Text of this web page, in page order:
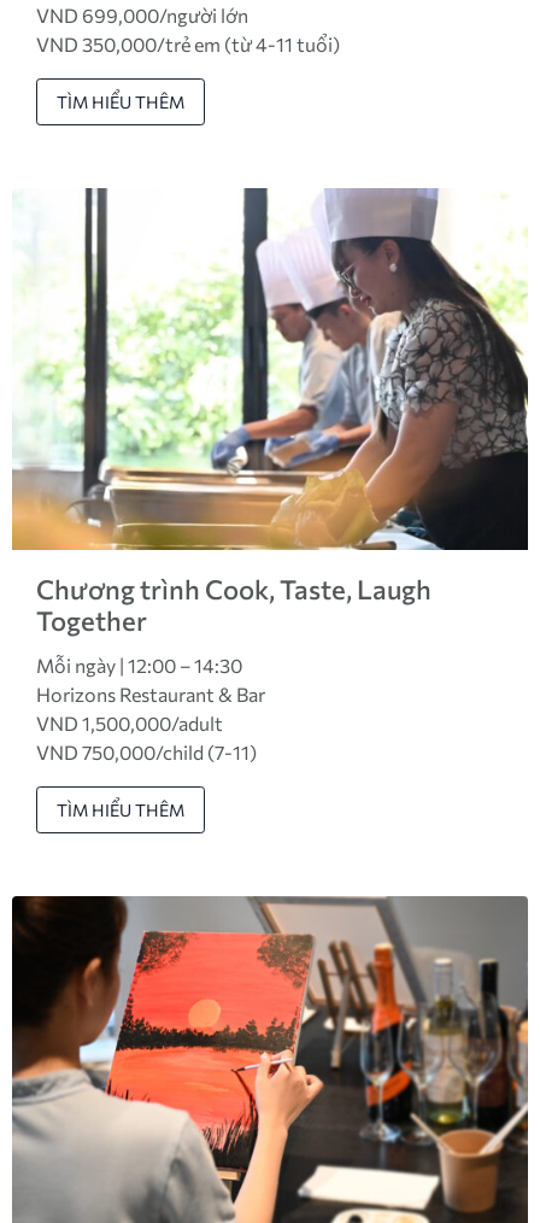
VND 699,000/người lớn
VND 350,000/trẻ em (từ 4-11 tuổi)
TÌM HIỂU THÊM
Chương trình Cook, Taste, Laugh
Together
Mỗi ngày | 12:00 – 14:30
Horizons Restaurant & Bar
VND 1,500,000/adult
VND 750,000/child (7-11)
TÌM HIỂU THÊM